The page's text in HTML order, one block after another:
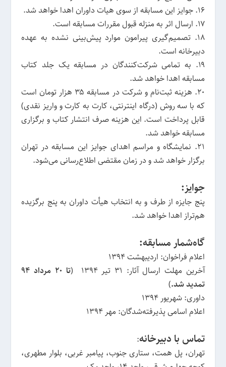
۱۶. جوایز ‌این مسابقه از سوی هیات داوران اهدا خواهد شد.
۱۷. ارسال اثر به منزله قبول مقررات مسابقه است.
۱۸. تصمیم‌گیری پیرامون موارد پیش‌بینی نشده به عهده
دبیرخانه است.
۱۹. به تمامی شرکت‌کنندگان در مسابقه یک جلد کتاب
مسابقه اهدا خواهد شد.
۲۰. هزینه ثبت‌نام و شرکت در مسابقه ۳۵ هزار تومان است
که با سه روش (درگاه‌ اینترنتی، کارت به کارت و واریز نقدی)
قابل پرداخت است. ‌این هزینه صرف انتشار کتاب و برگزاری
مسابقه خواهد شد.
۲۱. نمایشگاه و مراسم اهدای جوایز ‌این مسابقه در تهران
برگزار خواهد شد و در زمان مقتضی اطلاع‌رسانی می‌شود.
جوایز:
پنج جایزه از طرف و به انتخاب هیأت داوران به پنج برگزیده
هم‌تراز اهدا خواهد شد.
گاه‌شمار مسابقه:
اعلام فراخوان: اردیبهشت ۱۳۹۴
آخرین مهلت ارسال آثار: ۳۱ تیر ۱۳۹۴ (
تا ۲۰ مرداد ۹۴
تمدید شد.)
داوری: شهریور ۱۳۹۴
اعلام اسامی پذیرفته‌شدگان: مهر ۱۳۹۴
تماس با دبیرخانه:
تهران، پل همت، ستاری جنوب، پیامبر غربی، بلوار مطهری،